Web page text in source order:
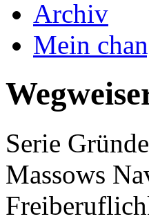
Archiv
Mein
Serie
Massows